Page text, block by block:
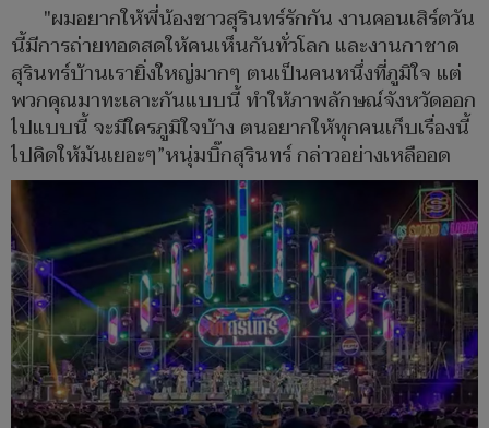
"ผมอยากให้พี่น้องชาวสุรินทร์รักกัน งานคอนเสิร์ตวัน
นี้มีการถ่ายทอดสดให้คนเห็นกันทั่วโลก และงานกาชาด
สุรินทร์บ้านเรายิ่งใหญ่มากๆ ตนเป็นคนหนึ่งที่ภูมิใจ แต่
พวกคุณมาทะเลาะกันแบบนี้ ทำให้ภาพลักษณ์จังหวัดออก
ไปแบบนี้ จะมีใครภูมิใจบ้าง ตนอยากให้ทุกคนเก็บเรื่องนี้
ไปคิดให้มันเยอะๆ”หนุ่มบิ๊กสุรินทร์ กล่าวอย่างเหลืออด